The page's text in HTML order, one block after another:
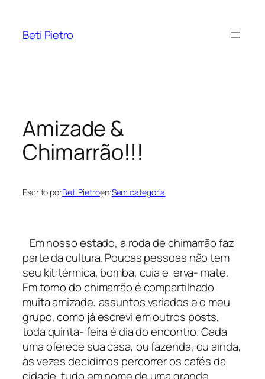
Beti Pietro
Amizade &
Chimarrão!!!
Escrito porBeti PietroemSem categoria
Em nosso estado, a roda de chimarrão faz
parte da cultura. Poucas pessoas não tem
seu kit:térmica, bomba, cuia e erva- mate.
Em torno do chimarrão é compartilhado
muita amizade, assuntos variados e o meu
grupo, como já escrevi em outros posts,
toda quinta- feira é dia do encontro. Cada
uma oferece sua casa, ou fazenda, ou ainda,
às vezes decidimos percorrer os cafés da